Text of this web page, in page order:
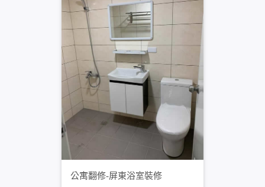
公寓翻修-屏東浴室裝修